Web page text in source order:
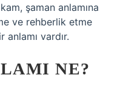
şaman anlamına
ve rehberlik etme
vardır.
NE?